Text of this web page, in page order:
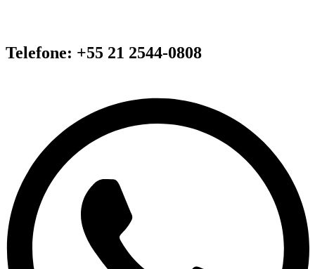
Telefone: +55 21 2544-0808